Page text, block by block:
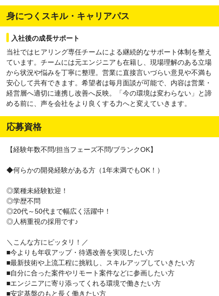
身につくスキル・キャリアパス
入社後の成長サポート
当社ではヒアリング専任チームによる継続的なサポート体制を整え
ています。チームには元エンジニアも在籍し、現場理解のある立場
から状況や悩みを丁寧に整理。営業に直接言いづらい意見や不満も
安心して共有できます。希望者は毎月面談が可能で、内容は営業・
経営層へ適切に連携し改善へ反映。「今の環境は変わらない」と諦
める前に、声を会社をより良くする力へと変えていきます。
応募資格
【経験年数不問/担当フェーズ不問/ブランクOK】
◆何らかの開発経験がある方（1年未満でもOK！）
◎業種未経験歓迎！
◎学歴不問
◎20代～50代まで幅広く活躍中！
◎人柄重視の採用です♪
＼こんな方にピッタリ！／
■今よりも年収アップ・待遇改善を実現したい方
■最新技術や上流工程に挑戦し、スキルアップしていきたい方
■自分に合った案件やリモート案件などに参画したい方
■エンジニアに寄り添ってくれる環境で働きたい方
■安定基盤のもと長く働きたい方